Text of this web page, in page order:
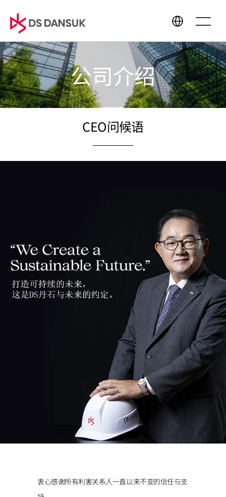
公司介绍
CEO问候语
业务领域
生物能源
塑料回收
ESG经营
环境
社会
媒体中心
IR
公司介绍
CEO问候语
衷心感谢所有利害关系人一直以来不变的信任与支